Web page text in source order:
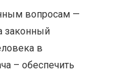
вопросам —
законный
в
– обеспечить